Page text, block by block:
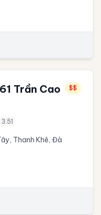
Trần Cao
$$
Thanh Khê, Đà